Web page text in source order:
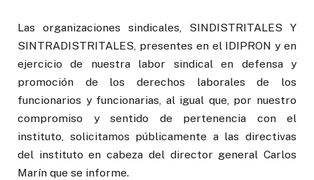
Las organizaciones sindicales, SINDISTRITALES Y
SINTRADISTRITALES, presentes en el IDIPRON y en
ejercicio de nuestra labor sindical en defensa y
promoción de los derechos laborales de los
funcionarios y funcionarias, al igual que, por nuestro
compromiso y sentido de pertenencia con el
instituto, solicitamos públicamente a las directivas
del instituto en cabeza del director general Carlos
Marín que se informe.